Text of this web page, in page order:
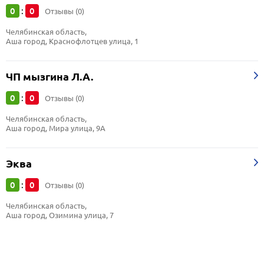
0 : 0 Отзывы (0)
Челябинская область,
Аша город, Краснофлотцев улица, 1
ЧП мызгина Л.А.
0 : 0 Отзывы (0)
Челябинская область,
Аша город, Мира улица, 9А
Эква
0 : 0 Отзывы (0)
Челябинская область,
Аша город, Озимина улица, 7